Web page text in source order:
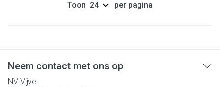
Toon per pagina
Neem contact met ons op
NV Vijve